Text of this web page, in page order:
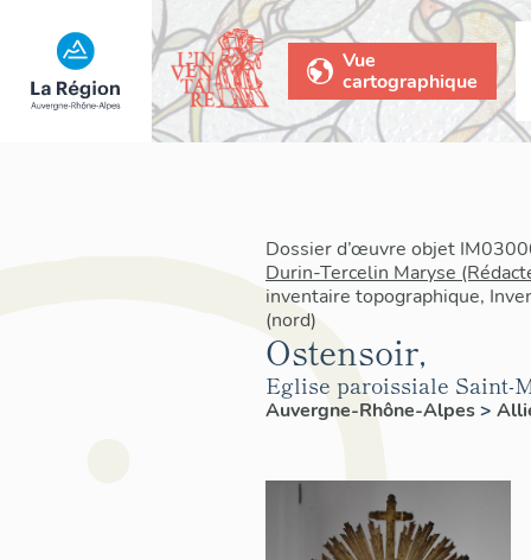
Vue
cartographique
Dossier d’œuvre objet
Durin-Tercelin Maryse
inventaire topographique,
(nord)
Ostensoir,
Eglise paroissiale Saint-
Auvergne-Rhône-Alpes>